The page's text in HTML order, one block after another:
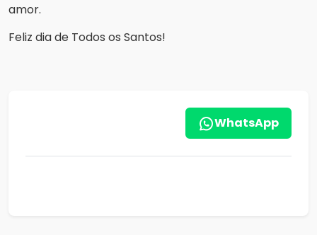
amor.
Feliz dia de Todos os Santos!
WhatsApp